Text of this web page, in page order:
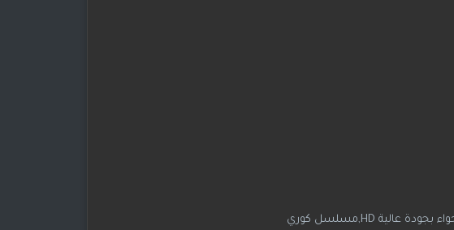
مشاهدة المسلسل الكوري حواء مترجم,تحميل المسلسل الكوري حواء مترجم,مسلسل حواء اون لاين,مسلسل حواء بجودة عالية HD,مسلسل كوري